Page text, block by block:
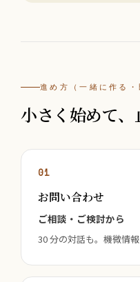
進め方（一緒に作る・
小さく始めて、
01
お問い合わせ
ご相談・ご検討から
30 分の対話も。機微情報